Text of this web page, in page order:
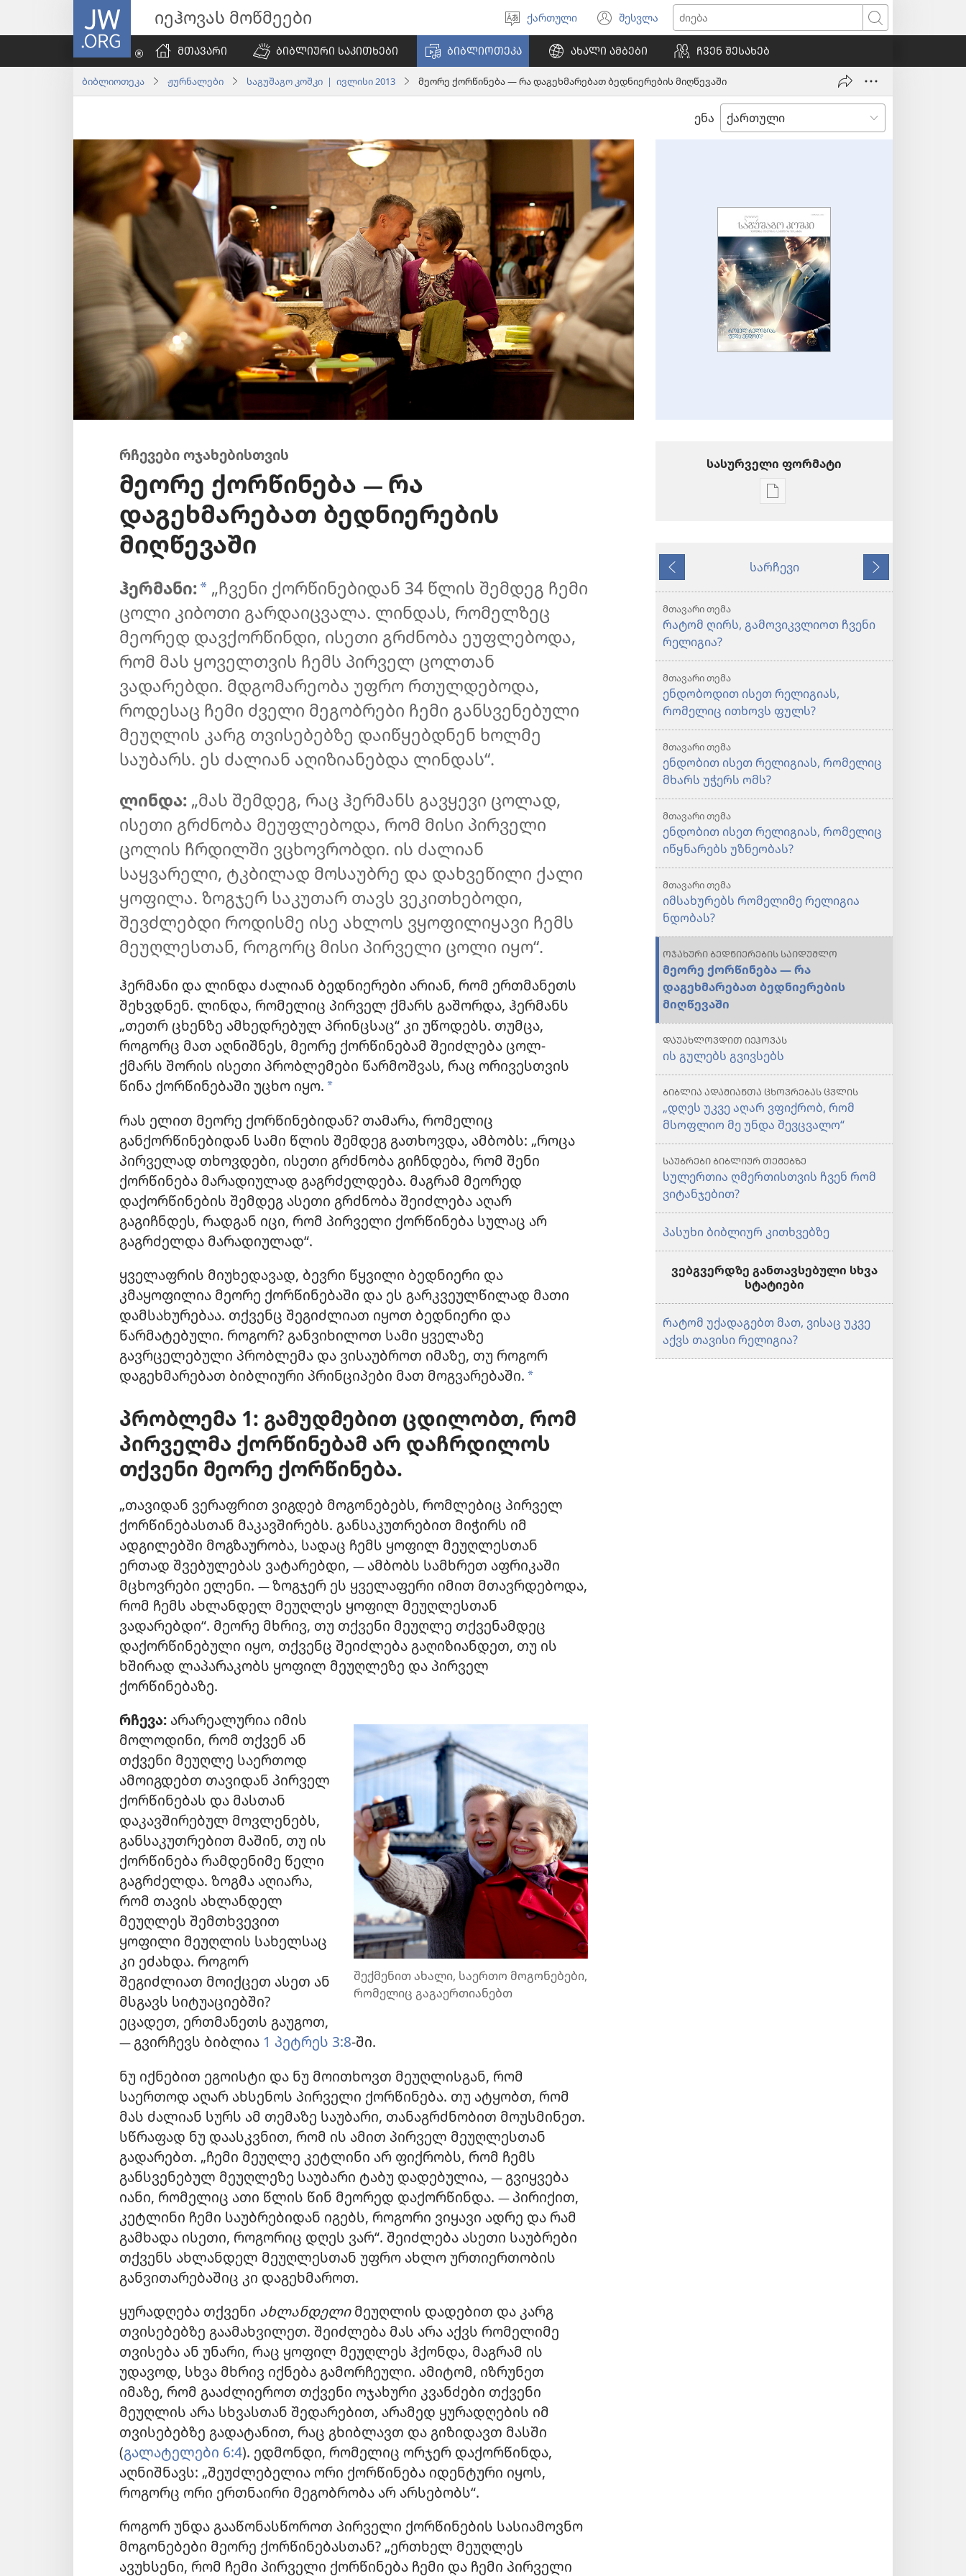
JW.ORG იეჰოვას მოწმეები
აირჩიეთ
ენა
ქართული შესვლა
(გაიხსნება
ახალი
ფანჯარა)
ძიება
ᲛᲗᲐᲕᲐᲠᲘ
ᲑᲘᲑᲚᲘᲣᲠᲘ ᲡᲐᲙᲘᲗᲮᲔᲑᲘ ᲑᲘᲑᲚᲘᲝᲗᲔᲙᲐ ᲐᲮᲐᲚᲘ ᲐᲛᲑᲔᲑᲘ ᲩᲕᲔᲜ ᲨᲔᲡᲐᲮᲔᲑ
ბიბლიოთეკა ჟურნალები საგუშაგო კოშკი | ივლისი 2013 მეორე ქორწინება—რა დაგეხმარებათ ბედნიერების მიღწევაში
ენა
რჩევები ოჯახებისთვის
მეორე ქორწინება — რა
დაგეხმარებათ ბედნიერების
მიღწევაში
ჰერმანი: * „ჩვენი ქორწინებიდან 34 წლის შემდეგ ჩემი
ცოლი კიბოთი გარდაიცვალა. ლინდას, რომელზეც
მეორედ დავქორწინდი, ისეთი გრძნობა ეუფლებოდა,
რომ მას ყოველთვის ჩემს პირველ ცოლთან
ვადარებდი. მდგომარეობა უფრო რთულდებოდა,
როდესაც ჩემი ძველი მეგობრები ჩემი განსვენებული
მეუღლის კარგ თვისებებზე დაიწყებდნენ ხოლმე
საუბარს. ეს ძალიან აღიზიანებდა ლინდას“.
ლინდა: „მას შემდეგ, რაც ჰერმანს გავყევი ცოლად,
ისეთი გრძნობა მეუფლებოდა, რომ მისი პირველი
ცოლის ჩრდილში ვცხოვრობდი. ის ძალიან
საყვარელი, ტკბილად მოსაუბრე და დახვეწილი ქალი
ყოფილა. ზოგჯერ საკუთარ თავს ვეკითხებოდი,
შევძლებდი როდისმე ისე ახლოს ვყოფილიყავი ჩემს
მეუღლესთან, როგორც მისი პირველი ცოლი იყო“.
ჰერმანი და ლინდა ძალიან ბედნიერები არიან, რომ ერთმანეთს
შეხვდნენ. ლინდა, რომელიც პირველ ქმარს გაშორდა, ჰერმანს
„თეთრ ცხენზე ამხედრებულ პრინცსაც“ კი უწოდებს. თუმცა,
როგორც მათ აღნიშნეს, მეორე ქორწინებამ შეიძლება ცოლ-
ქმარს შორის ისეთი პრობლემები წარმოშვას, რაც ორივესთვის
წინა ქორწინებაში უცხო იყო. *
რას ელით მეორე ქორწინებიდან? თამარა, რომელიც
განქორწინებიდან სამი წლის შემდეგ გათხოვდა, ამბობს: „როცა
პირველად თხოვდები, ისეთი გრძნობა გიჩნდება, რომ შენი
ქორწინება მარადიულად გაგრძელდება. მაგრამ მეორედ
დაქორწინების შემდეგ ასეთი გრძნობა შეიძლება აღარ
გაგიჩნდეს, რადგან იცი, რომ პირველი ქორწინება სულაც არ
გაგრძელდა მარადიულად“.
ყველაფრის მიუხედავად, ბევრი წყვილი ბედნიერი და
კმაყოფილია მეორე ქორწინებაში და ეს გარკვეულწილად მათი
დამსახურებაა. თქვენც შეგიძლიათ იყოთ ბედნიერი და
წარმატებული. როგორ? განვიხილოთ სამი ყველაზე
გავრცელებული პრობლემა და ვისაუბროთ იმაზე, თუ როგორ
დაგეხმარებათ ბიბლიური პრინციპები მათ მოგვარებაში. *
პრობლემა 1: გამუდმებით ცდილობთ, რომ
პირველმა ქორწინებამ არ დაჩრდილოს
თქვენი მეორე ქორწინება.
„თავიდან ვერაფრით ვიგდებ მოგონებებს, რომლებიც პირველ
ქორწინებასთან მაკავშირებს. განსაკუთრებით მიჭირს იმ
ადგილებში მოგზაურობა, სადაც ჩემს ყოფილ მეუღლესთან
ერთად შვებულებას ვატარებდი, — ამბობს სამხრეთ აფრიკაში
მცხოვრები ელენი. —ზოგჯერ ეს ყველაფერი იმით მთავრდებოდა,
რომ ჩემს ახლანდელ მეუღლეს ყოფილ მეუღლესთან
ვადარებდი“. მეორე მხრივ, თუ თქვენი მეუღლე თქვენამდეც
დაქორწინებული იყო, თქვენც შეიძლება გაღიზიანდეთ, თუ ის
ხშირად ლაპარაკობს ყოფილ მეუღლეზე და პირველ
ქორწინებაზე.
შექმენით ახალი, საერთო მოგონებები,
რომელიც გაგაერთიანებთ
რჩევა: არარეალურია იმის
მოლოდინი, რომ თქვენ ან
თქვენი მეუღლე საერთოდ
ამოიგდებთ თავიდან პირველ
ქორწინებას და მასთან
დაკავშირებულ მოვლენებს,
განსაკუთრებით მაშინ, თუ ის
ქორწინება რამდენიმე წელი
გაგრძელდა. ზოგმა აღიარა,
რომ თავის ახლანდელ
მეუღლეს შემთხვევით
ყოფილი მეუღლის სახელსაც
კი ეძახდა. როგორ
შეგიძლიათ მოიქცეთ ასეთ ან
მსგავს სიტუაციებში?
ეცადეთ, ერთმანეთს გაუგოთ,
— გვირჩევს ბიბლია 1 პეტრეს 3:8-ში.
ნუ იქნებით ეგოისტი და ნუ მოითხოვთ მეუღლისგან, რომ
საერთოდ აღარ ახსენოს პირველი ქორწინება. თუ ატყობთ, რომ
მას ძალიან სურს ამ თემაზე საუბარი, თანაგრძნობით მოუსმინეთ.
სწრაფად ნუ დაასკვნით, რომ ის ამით პირველ მეუღლესთან
გადარებთ. „ჩემი მეუღლე კეტლინი არ ფიქრობს, რომ ჩემს
განსვენებულ მეუღლეზე საუბარი ტაბუ დადებულია, — გვიყვება
იანი, რომელიც ათი წლის წინ მეორედ დაქორწინდა. — პირიქით,
კეტლინი ჩემი საუბრებიდან იგებს, როგორი ვიყავი ადრე და რამ
გამხადა ისეთი, როგორიც დღეს ვარ“. შეიძლება ასეთი საუბრები
თქვენს ახლანდელ მეუღლესთან უფრო ახლო ურთიერთობის
განვითარებაშიც კი დაგეხმაროთ.
ყურადღება თქვენი ახლანდელიმეუღლის დადებით და კარგ
თვისებებზე გაამახვილეთ. შეიძლება მას არა აქვს რომელიმე
თვისება ან უნარი, რაც ყოფილ მეუღლეს ჰქონდა, მაგრამ ის
უდავოდ, სხვა მხრივ იქნება გამორჩეული. ამიტომ, იზრუნეთ
იმაზე, რომ გააძლიეროთ თქვენი ოჯახური კვანძები თქვენი
მეუღლის არა სხვასთან შედარებით, არამედ ყურადღების იმ
თვისებებზე გადატანით, რაც გხიბლავთ და გიზიდავთ მასში
(გალატელები 6:4). ედმონდი, რომელიც ორჯერ დაქორწინდა,
აღნიშნავს: „შეუძლებელია ორი ქორწინება იდენტური იყოს,
როგორც ორი ერთნაირი მეგობრობა არ არსებობს“.
როგორ უნდა გააწონასწოროთ პირველი ქორწინების სასიამოვნო
მოგონებები მეორე ქორწინებასთან? „ერთხელ მეუღლეს
ავუხსენი, რომ ჩემი პირველი ქორწინება ჩემი და ჩემი პირველი
სასურველი ფორმატი
პუბლიკაციების
ᲙᲝᲨᲙᲘ
რელიგია
თქვენს
წინა
სარჩევი
მომდევნო
მთავარი თემა
რატომ ღირს, გამოვიკვლიოთ ჩვენი
რელიგია?
მთავარი თემა
ენდობოდით ისეთ რელიგიას,
რომელიც ითხოვს ფულს?
მთავარი თემა
ენდობით ისეთ რელიგიას, რომელიც
მხარს უჭერს ომს?
მთავარი თემა
ენდობით ისეთ რელიგიას, რომელიც
იწყნარებს უზნეობას?
მთავარი თემა
იმსახურებს რომელიმე რელიგია
ნდობას?
ᲝᲯᲐᲮᲣᲠᲘ ᲑᲔᲓᲜᲘᲔᲠᲔᲑᲘᲡ ᲡᲐᲘᲓᲣᲛᲚᲝ
მეორე ქორწინება—რა
დაგეხმარებათ ბედნიერების
მიღწევაში
ᲓᲐᲣᲐᲮᲚᲝᲕᲓᲘᲗ ᲘᲔᲰᲝᲕᲐᲡ
ის გულებს გვივსებს
ᲑᲘᲑᲚᲘᲐ ᲐᲓᲐᲛᲘᲐᲜᲗᲐ ᲪᲮᲝᲕᲠᲔᲑᲐᲡ ᲪᲕᲚᲘᲡ
„დღეს უკვე აღარ ვფიქრობ, რომ
მსოფლიო მე უნდა შევცვალო“
ᲡᲐᲣᲑᲠᲔᲑᲘ ᲑᲘᲑᲚᲘᲣᲠ ᲗᲔᲛᲔᲑᲖᲔ
სულერთია ღმერთისთვის ჩვენ რომ
ვიტანჯებით?
პასუხი ბიბლიურ კითხვებზე
ვებგვერდზე განთავსებული სხვა
სტატიები
რატომ უქადაგებთ მათ, ვისაც უკვე
აქვს თავისი რელიგია?